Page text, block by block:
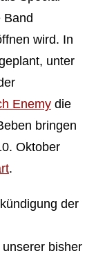
Band
wird. In
unter
Enemydie
bringen
Oktober
.
der
bisher